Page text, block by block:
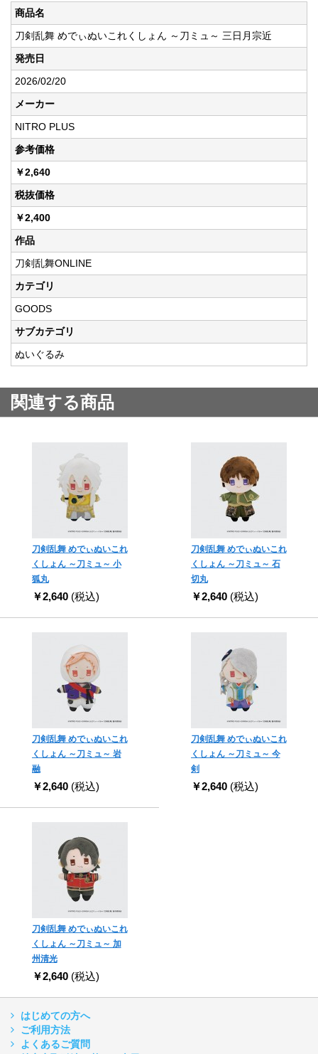
商品名
刀剣乱舞 めでぃぬいこれくしょん ～刀ミュ～ 三日月宗近
発売日
2026/02/20
メーカー
NITRO PLUS
参考価格
￥2,640
税抜価格
￥2,400
作品
刀剣乱舞ONLINE
カテゴリ
GOODS
サブカテゴリ
ぬいぐるみ
関連する商品
刀剣乱舞 めでぃぬいこれ
くしょん ～刀ミュ～ 小
狐丸
￥2,640 (税込)
刀剣乱舞 めでぃぬいこれ
くしょん ～刀ミュ～ 石
切丸
￥2,640 (税込)
刀剣乱舞 めでぃぬいこれ
くしょん ～刀ミュ～ 岩
融
￥2,640 (税込)
刀剣乱舞 めでぃぬいこれ
くしょん ～刀ミュ～ 今
剣
￥2,640 (税込)
刀剣乱舞 めでぃぬいこれ
くしょん ～刀ミュ～ 加
州清光
￥2,640 (税込)
はじめての方へ
ご利用方法
よくあるご質問